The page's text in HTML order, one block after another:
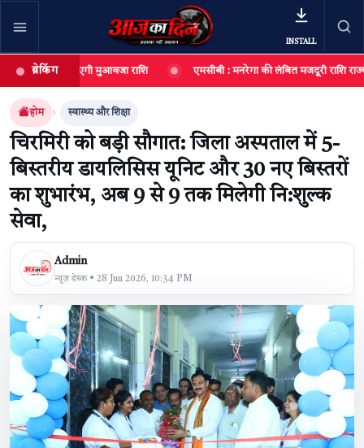
INSTALL
खबर खोजें
खोजें
ब्रेकिंग
जाएगी मुआवजा राशि एमसीबी : मनरेगा की लंबित मजदूरी राशि राज्य से जारी,
होम स्वास्थ्य और शिक्षा
चिरमिरी को बड़ी सौगात: जिला अस्पताल में 5-
बिस्तरीय डायलिसिस यूनिट और 30 नए बिस्तरों
का शुभारंभ, अब 9 से 9 तक मिलेगी नि:शुल्क
सेवा,
Admin
न्यूज़ डेस्क • 28 Jun 2026, 10:34 PM